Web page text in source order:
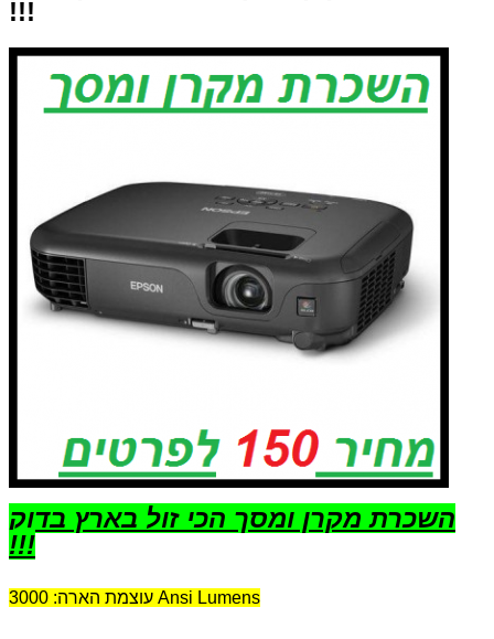
!!!
השכרת מקרן ומסך הכי זול בארץ בדוק
!!!
עוצמת הארה: 3000 Ansi Lumens